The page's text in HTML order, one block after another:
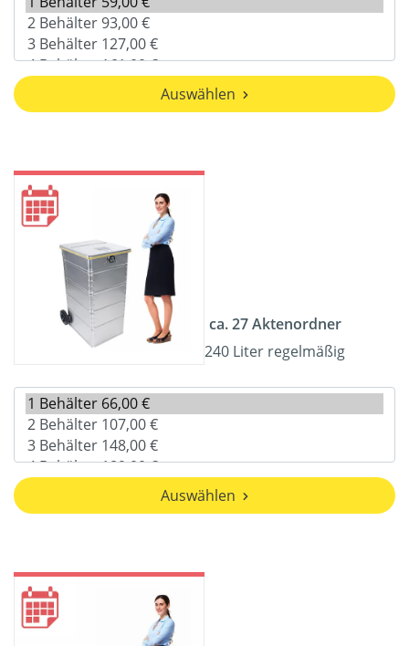
Auswählen
ca. 27 Aktenordner
240 Liter regelmäßig
Auswählen